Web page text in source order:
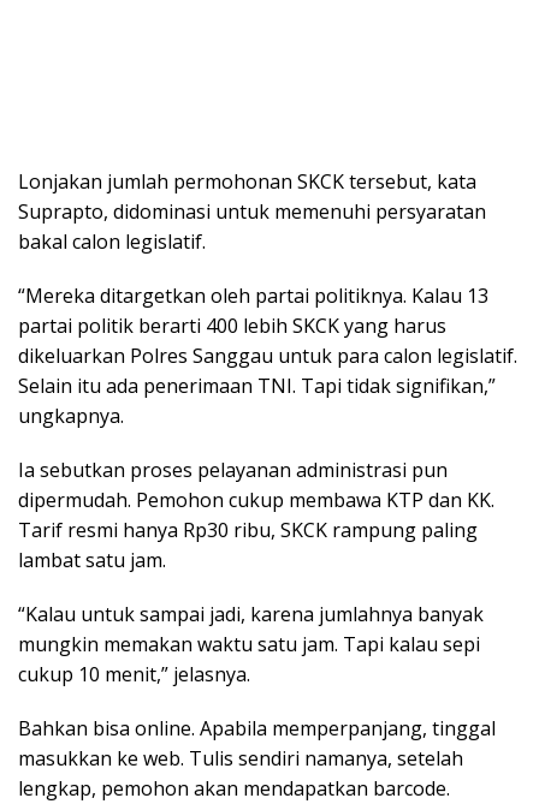
Lonjakan jumlah permohonan SKCK tersebut, kata
Suprapto, didominasi untuk memenuhi persyaratan
bakal calon legislatif.
“Mereka ditargetkan oleh partai politiknya. Kalau 13
partai politik berarti 400 lebih SKCK yang harus
dikeluarkan Polres Sanggau untuk para calon legislatif.
Selain itu ada penerimaan TNI. Tapi tidak signifikan,”
ungkapnya.
Ia sebutkan proses pelayanan administrasi pun
dipermudah. Pemohon cukup membawa KTP dan KK.
Tarif resmi hanya Rp30 ribu, SKCK rampung paling
lambat satu jam.
“Kalau untuk sampai jadi, karena jumlahnya banyak
mungkin memakan waktu satu jam. Tapi kalau sepi
cukup 10 menit,” jelasnya.
Bahkan bisa online. Apabila memperpanjang, tinggal
masukkan ke web. Tulis sendiri namanya, setelah
lengkap, pemohon akan mendapatkan barcode.